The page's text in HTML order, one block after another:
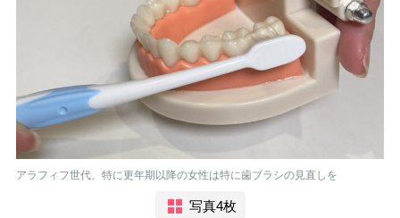
アラフィフ世代、特に更年期以降の女性は特に歯ブラシの見直しを
写真4枚